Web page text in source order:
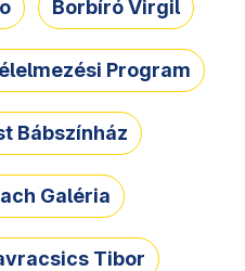
Borbíró Virgil
Program
Bábszínház
Galéria
Tibor